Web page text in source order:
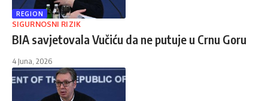
REGION
SIGURNOSNI RIZIK
BIA savjetovala Vučiću da ne putuje u Crnu Goru
4 Juna, 2026